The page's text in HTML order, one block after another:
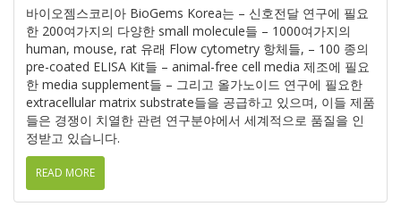
바이오젬스코리아 BioGems Korea는 – 신호전달 연구에 필요
한 200여가지의 다양한 small molecule들 – 1000여가지의
human, mouse, rat 유래 Flow cytometry 항체들, – 100 종의
pre-coated ELISA Kit들 – animal-free cell media 제조에 필요
한 media supplement들 – 그리고 올가노이드 연구에 필요한
extracellular matrix substrate들을 공급하고 있으며, 이들 제품
들은 경쟁이 치열한 관련 연구분야에서 세계적으로 품질을 인
정받고 있습니다.
READ MORE